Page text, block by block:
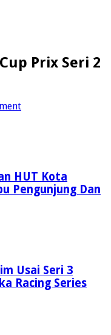
Prix Seri 2
HUT Kota
Pengunjung Dan
Usai Seri 3
Racing Series